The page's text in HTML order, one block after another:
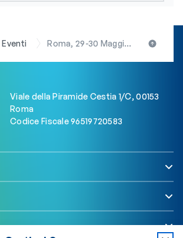
Eventi Roma, 29-30 Maggio 2024: Soluzioni basate sulla natura per un futuro sostenibile
Viale della Piramide Cestia 1/C, 00153
Roma
Codice Fiscale 96519720583